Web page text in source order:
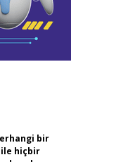
bir
ile hiçbir